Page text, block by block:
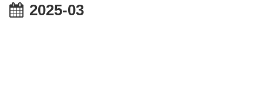
2025-03